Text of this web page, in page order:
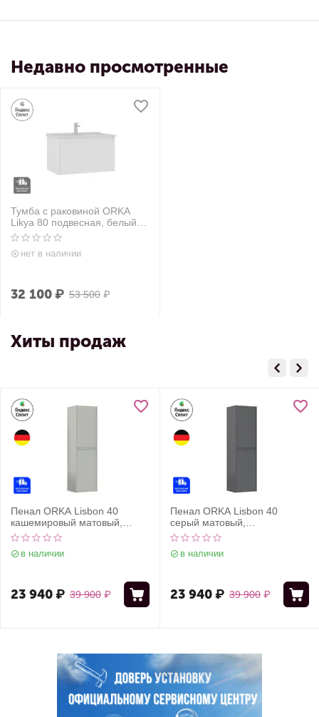
Недавно просмотренные
Тумба с раковиной ORKA
Likya 80 подвесная, белый
матовый
нет в наличии
53 500 ₽
32 100₽
Хиты продаж
Пенал ORKA Lisbon 40
кашемировый матовый,
универсальный
в наличии
39 900 ₽
23 940₽
Пенал ORKA Lisbon 40
серый матовый,
универсальный
в наличии
39 900 ₽
23 940₽